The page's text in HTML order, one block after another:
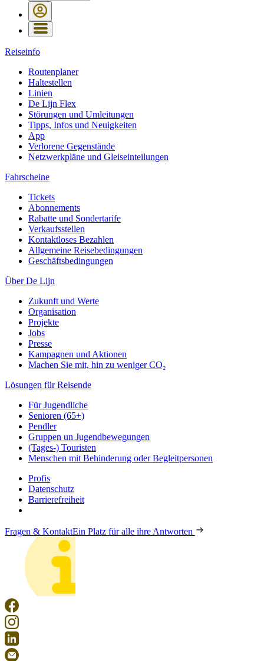
Reiseinfo
Routenplaner
Haltestellen
Linien
De Lijn Flex
Störungen und Umleitungen
Tipps, Infos und Neuigkeiten
App
Verlorene Gegenstände
Netzwerkpläne und Gleiseinteilungen
Fahrscheine
Tickets
Abonnements
Rabatte und Sondertarife
Verkaufsstellen
Kontaktloses Bezahlen
Allgemeine Reisebedingungen
Geschäftsbedingungen
Über De Lijn
Zukunft und Werte
Organisation
Projekte
Jobs
Presse
Kampagnen und Aktionen
Machen Sie mit, hin zu weniger CO₂
Lösungen für Reisende
Für Jugendliche
Senioren (65+)
Pendler
Gruppen un Jugendbewegungen
(Tages-) Touristen
Menschen mit Behinderung oder Begleitpersonen
Profis
Datenschutz
Barrierefreiheit
Fragen & KontaktEin Platz für alle ihre Antworten